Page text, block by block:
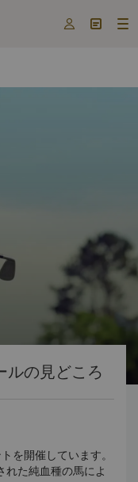
  
ルの見どころ
を開催しています。
れた純血種の馬によ